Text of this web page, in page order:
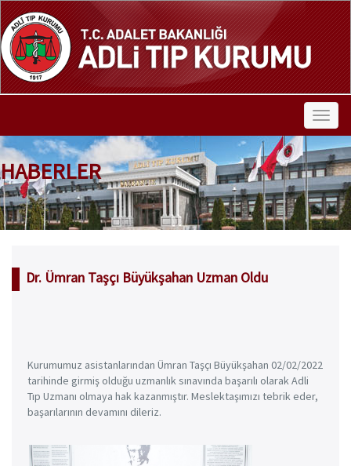
HABERLER
Dr. Ümran Taşçı Büyükşahan Uzman Oldu
Kurumumuz asistanlarından Ümran Taşçı Büyükşahan 02/02/2022
tarihinde girmiş olduğu uzmanlık sınavında başarılı olarak Adli
Tıp Uzmanı olmaya hak kazanmıştır. Meslektaşımızı tebrik eder,
başarılarının devamını dileriz.